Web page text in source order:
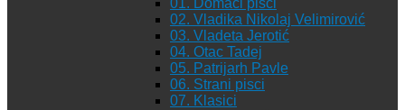
01. Domaći pisci
02. Vladika Nikolaj Velimirović
03. Vladeta Jerotić
04. Otac Tadej
05. Patrijarh Pavle
06. Strani pisci
07. Klasici